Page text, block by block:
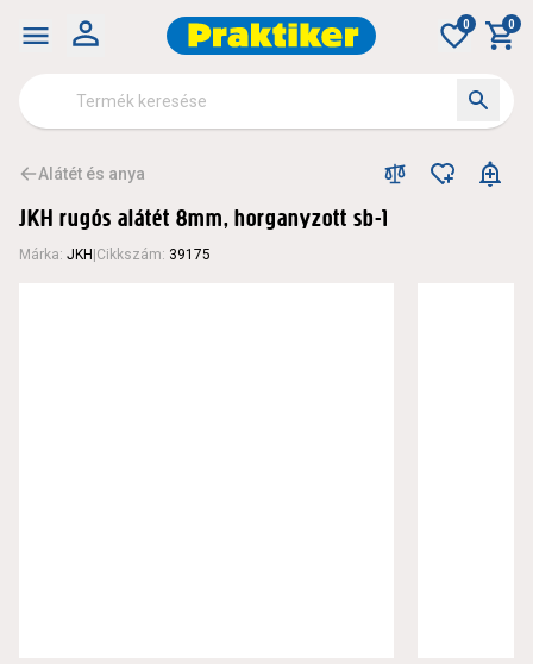
0 0
Alátét és anya
JKH rugós alátét 8mm, horganyzott sb-1
Márka: JKH Cikkszám: 39175